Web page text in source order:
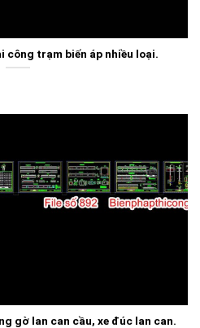
công trạm biến áp nhiều loại.
gờ lan can cầu, xe đúc lan can.